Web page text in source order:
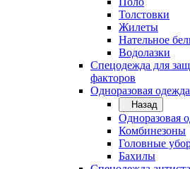
Толстовки
Жилеты
Нательное
Водолазки
Спецодежда для
факторов
Одноразовая одежда
Назад
Одноразовая
Комбинезоны
Головные
Бахилы